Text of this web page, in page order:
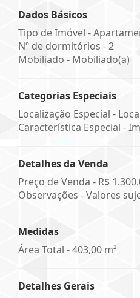
Dados Básicos
Tipo de Imóvel -
Nº de dormitórios - 2
Mobiliado - Mobiliado(a)
Categorias Especiais
Localização Especial -
Característica Especial -
Detalhes da Venda
Preço de Venda - R$
Observações - Valores
Medidas
Área Total - 403,00 m²
Detalhes Gerais